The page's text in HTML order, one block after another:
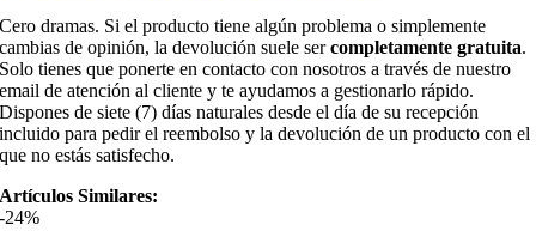
Cero dramas. Si el producto tiene algún problema o simplemente
cambias de opinión, la devolución suele sercompletamente gratuita.
Solo tienes que ponerte en contacto con nosotros a través de nuestro
email de atención al cliente y te ayudamos a gestionarlo rápido.
Dispones de siete (7) días naturales desde el día de su recepción
incluido para pedir el reembolso y la devolución de un producto con el
que no estás satisfecho.
Artículos Similares:
-24%